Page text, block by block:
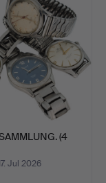
(4
Jul 2026